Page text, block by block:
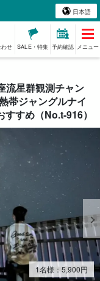
日本語
せ SALE・特集 予約確認 メニュー
流星群観測チャン
帯ジャングルナイ
すめ（No.t-916）
1名様： 5,900円